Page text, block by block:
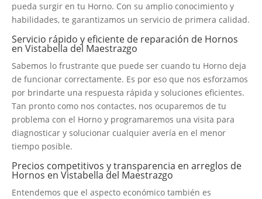
pueda surgir en tu Horno. Con su amplio conocimiento y
habilidades, te garantizamos un servicio de primera calidad.
Servicio rápido y eficiente de reparación de Hornos
en Vistabella del Maestrazgo
Sabemos lo frustrante que puede ser cuando tu Horno deja
de funcionar correctamente. Es por eso que nos esforzamos
por brindarte una respuesta rápida y soluciones eficientes.
Tan pronto como nos contactes, nos ocuparemos de tu
problema con el Horno y programaremos una visita para
diagnosticar y solucionar cualquier avería en el menor
tiempo posible.
Precios competitivos y transparencia en arreglos de
Hornos en Vistabella del Maestrazgo
Entendemos que el aspecto económico también es